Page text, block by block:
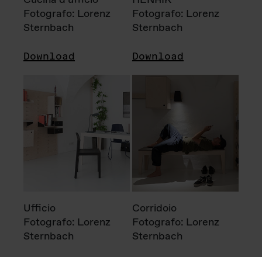
Fotografo: Lorenz
Sternbach
Download
Fotografo: Lorenz
Sternbach
Download
Ufficio
Fotografo: Lorenz
Sternbach
Corridoio
Fotografo: Lorenz
Sternbach